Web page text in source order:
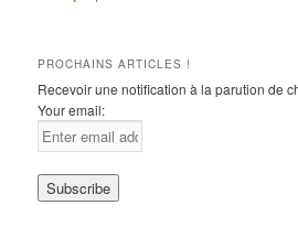
PROCHAINS ARTICLES !
Recevoir une notification à la parution de
Your email: